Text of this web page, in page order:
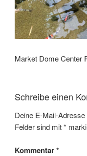
Market Dome Center
Schreibe einen
Deine E-Mail-
Felder sind mit*
Kommentar*